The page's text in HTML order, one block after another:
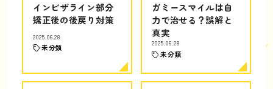
インビザライン部分
矯正後の後戻り対策
2025.06.28
未分類
ガミースマイルは自
力で治せる？誤解と
真実
2025.06.28
未分類